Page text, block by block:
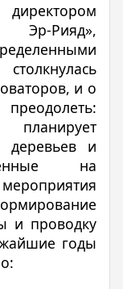
Рияд»,
и о
планирует
деревьев и
на
и проводку
годы